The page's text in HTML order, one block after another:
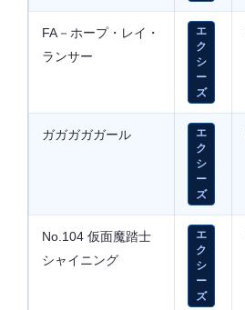
FA－ホープ・レイ・
ランサー
エ
ク
シ
ー
ズ
ガガガガガール
エ
ク
シ
ー
ズ
No.104 仮面魔踏士
シャイニング
エ
ク
シ
ー
ズ